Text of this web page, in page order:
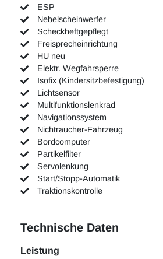
ESP
Nebelscheinwerfer
Scheckheftgepflegt
Freisprecheinrichtung
HU neu
Elektr. Wegfahrsperre
Isofix (Kindersitzbefestigung)
Lichtsensor
Multifunktionslenkrad
Navigationssystem
Nichtraucher-Fahrzeug
Bordcomputer
Partikelfilter
Servolenkung
Start/Stopp-Automatik
Traktionskontrolle
Technische Daten
Leistung